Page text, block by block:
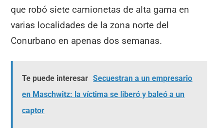
que robó siete camionetas de alta gama en
varias localidades de la zona norte del
Conurbano en apenas dos semanas.
Te puede interesar Secuestran a un empresario
en Maschwitz: la víctima se liberó y baleó a un
captor